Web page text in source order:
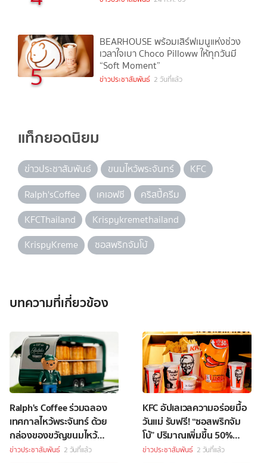
5
BEARHOUSE พร้อมเสิร์ฟเมนูแห่งช่วง
เวลาใจเบา Choco Pilloww ให้ทุกวันมี
“Soft Moment”
ข่าวประชาสัมพันธ์ 2 วันที่แล้ว
แท็กยอดนิยม
ข่าวประชาสัมพันธ์ ขนมไหว้พระจันทร์
KFC
Ralph'sCoffee
เคเอฟซี
คริสปี้ครีม
KFCThailand
Krispykremethailand
KrispyKreme
ซอสพริกจัมโบ้
บทความที่เกี่ยวข้อง
Ralph's Coffee ร่วมฉลอง
เทศกาลไหว้พระจันทร์ ด้วย
กล่องของขวัญขนมไหว้
พระจันทร์สุดพิเศษ
ข่าวประชาสัมพันธ์ 2 วันที่แล้ว
KFC อัปเลเวลความอร่อยมื้อ
วันแม่ รับฟรี! “ซอสพริกจัม
โบ้” ปริมาณเพิ่มขึ้น 50%
เพียงซื้อชุดบักเก็ตที่ร่วม
ข่าวประชาสัมพันธ์ 2 วันที่แล้ว